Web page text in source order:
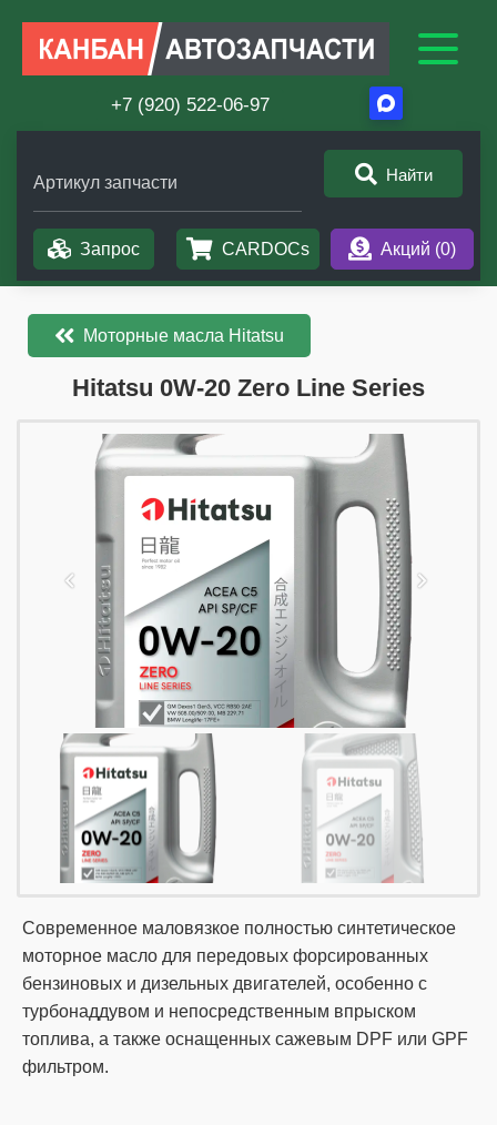
+7 (920) 522-06-97
Артикул запчасти Найти
Запрос CARDOCs Акций (0)
Моторные масла Hitatsu
​​​​Hitatsu 0W-20 Zero Line Series
Современное маловязкое полностью синтетическое
моторное масло для передовых форсированных
бензиновых и дизельных двигателей, особенно с
турбонаддувом и непосредственным впрыском
топлива, а также оснащенных сажевым DPF или GPF
фильтром.